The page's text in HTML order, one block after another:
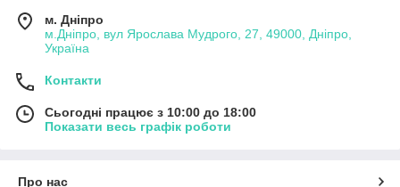
м. Дніпро
м.Дніпро, вул Ярослава Мудрого, 27, 49000, Дніпро,
Україна
Контакти
Сьогодні працює з 10:00 до 18:00
Показати весь графік роботи
Про нас